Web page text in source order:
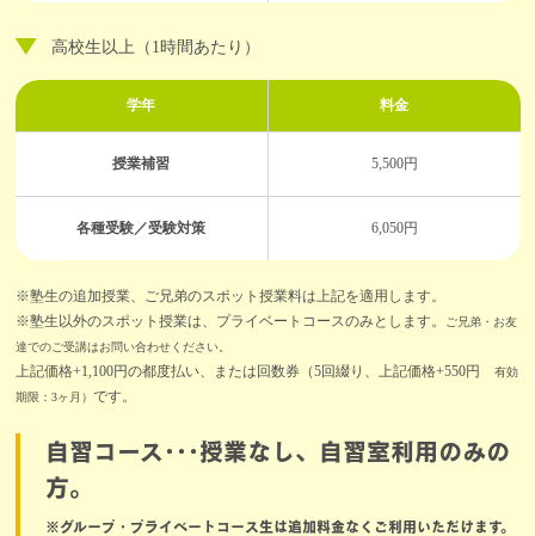
高校生以上（1時間あたり）
学年 料金
授業補習 5,500円
各種受験／受験対策 6,050円
※塾生の追加授業、ご兄弟のスポット授業料は上記を適用します。
※塾生以外のスポット授業は、プライベートコースのみとします。
ご兄弟・お友
達でのご受講はお問い合わせください。
上記価格+1,100円の都度払い、または回数券（5回綴り、上記価格+550円
有効
期限：3ヶ月） です。
自習コース･･･授業なし、自習室利用のみの
方。
※グループ・プライベートコース生は追加料金なくご利用いただけます。